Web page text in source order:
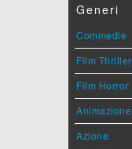
Generi
Commedie
Film Thriller
Film Horror
Animazione
Azione